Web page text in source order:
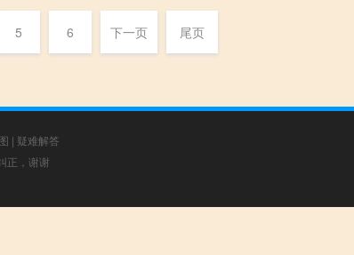
5 6 下一页 尾页
| 疑难解答
正，谢谢